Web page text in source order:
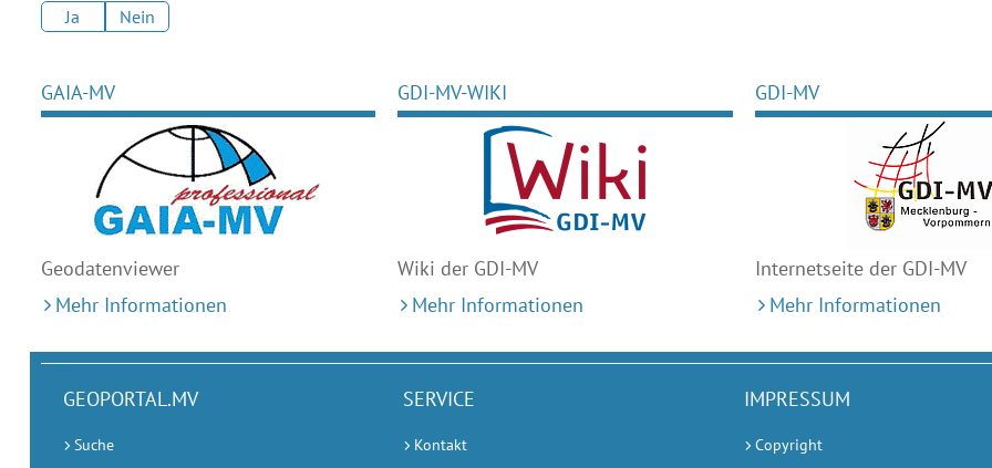
Ja Nein
GAIA-MV
Geodatenviewer
Mehr Informationen
GDI-MV-WIKI
Wiki der GDI-MV
Mehr Informationen
GDI-MV
Internetseite der GDI-MV
Mehr Informationen
GEOPORTAL.MV
Suche
SERVICE
Kontakt
IMPRESSUM
Copyright